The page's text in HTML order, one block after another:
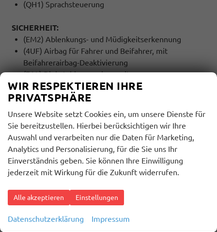
(QH1) Sprachsteuerung
SICHERHEIT:
(EM2) Ablenkungs- und Müdigkeitserkennung
(4UF) Airbag für Fahrer und Beifahrer, mit
Beifahrerairbag-Deaktivierung
(7AL) Diebstahlwarnanlage mit
Innenraumüberwachung, Back-up-Horn und
Abschleppschutz
(UH2) Elektronische Parkbremse inkl. Auto-Hold-
Funktion
(4L6) Innenspiegel automatisch abblendend
(LT2) Geschwindigkeitsbegrenzer mit
vorausschauender Regelung
(6C4) Kopf- und Seitenairbags vorn und hinten,
(8J5) Notbremsassistent ""Front Assist"" mit
Fußgänger- und Radfahrererkennung
(NZ4) Notruf Service
(8A5) Parkassistent ""Park Assist Pro"", inkl.
WIR RESPEKTIEREN IHRE
PRIVATSPHÄRE
Unsere Website setzt Cookies ein, um unsere Dienste für
Sie bereitzustellen. Hierbei berücksichtigen wir Ihre
Auswahl und verarbeiten nur die Daten für Marketing,
Analytics und Personalisierung, für die Sie uns Ihr
Einverständnis geben. Sie können Ihre Einwilligung
jederzeit mit Wirkung für die Zukunft widerrufen.
Alle akzeptieren Einstellungen
Datenschutzerklärung Impressum